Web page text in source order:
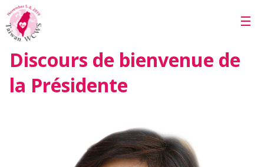
Skip to main content
☰
Discours de bienvenue de
la Présidente